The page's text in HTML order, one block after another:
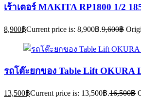
เร้าเตอร์ MAKITA RP1800 1/2
8,900฿Current price is: 8,900฿.9,600฿
รถโต๊ะยกของ Table Lift OKURA
13,500฿Current price is: 13,500฿.16,500฿